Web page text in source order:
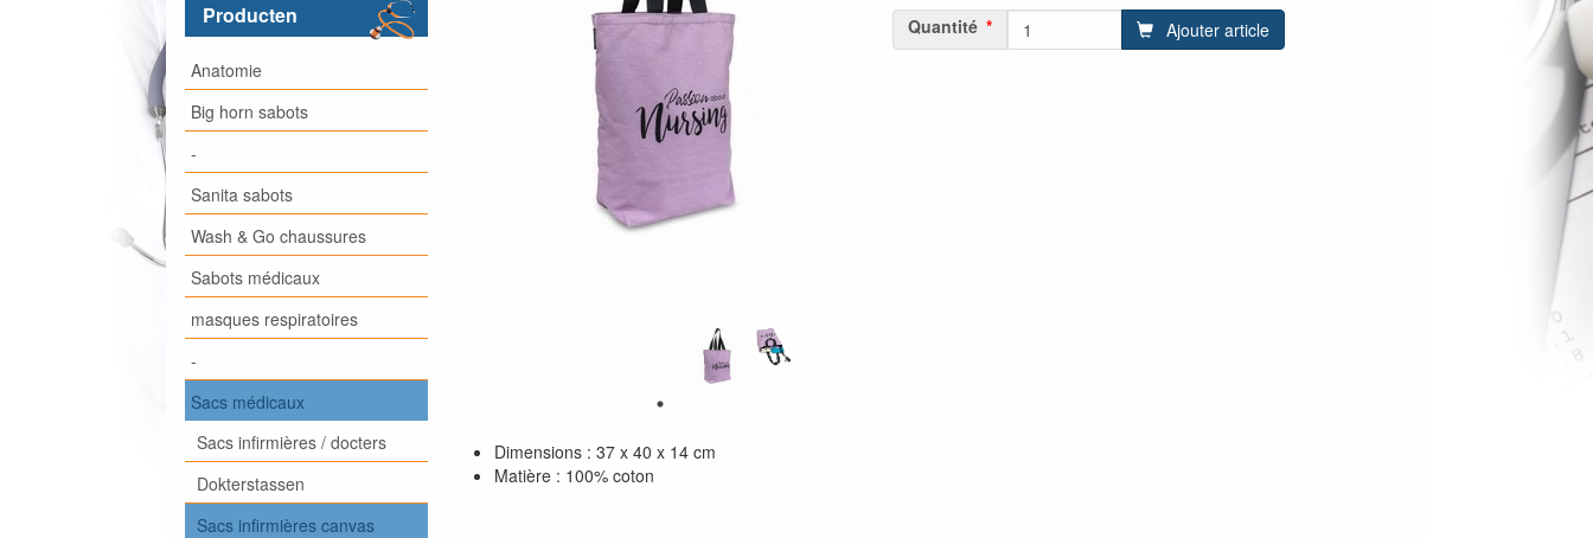
Producten
Anatomie
Big horn sabots
-
Sanita sabots
Wash & Go chaussures
Sabots médicaux
masques respiratoires
-
Sacs médicaux
Sacs infirmières / docters
Dokterstassen
Sacs infirmières canvas
Quantité
Ajouter article
Dimensions : 37 x 40 x 14 cm
Matière : 100% coton